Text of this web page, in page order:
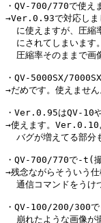
・QV-700/770で使え
→Ver.0.93で対応しま
に使えますが、圧
にされてしまいま
圧縮率そのままで画
・QV-5000SX/
→だめです。使えません
・Ver.0.95はQV-10
→使えます。Ver.0.10
バグが増えてる部分
・QV-700/770で-t(撮
→残念ながらそういう
通信コマンドをうけ
・QV-100/200/300
崩れたような画像が